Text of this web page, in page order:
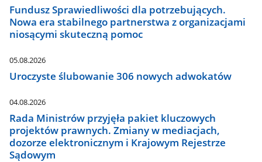
Fundusz Sprawiedliwości dla potrzebujących.
Nowa era stabilnego partnerstwa z organizacjami
niosącymi skuteczną pomoc
05.08.2026
Uroczyste ślubowanie 306 nowych adwokatów
04.08.2026
Rada Ministrów przyjęła pakiet kluczowych
projektów prawnych. Zmiany w mediacjach,
dozorze elektronicznym i Krajowym Rejestrze
Sądowym